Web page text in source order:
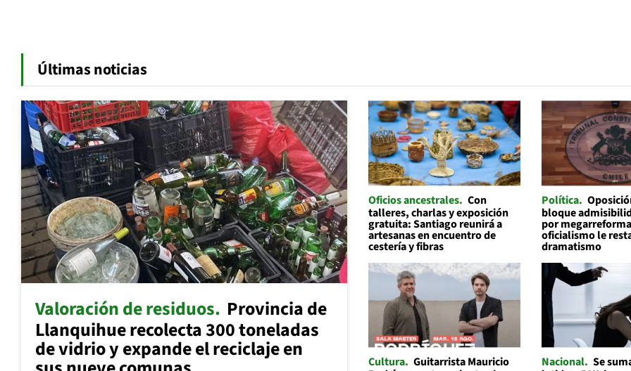
Últimas noticias
Valoración de residuos Provincia de
Llanquihue recolecta 300 toneladas
de vidrio y expande el reciclaje en
Oficios ancestrales Con
talleres, charlas y exposición
gratuita: Santiago reunirá a
artesanas en encuentro de
cestería y fibras
Política
bloque
por
oficialismo le
dramatismo
Cultura Guitarrista Mauricio
Nacional Se